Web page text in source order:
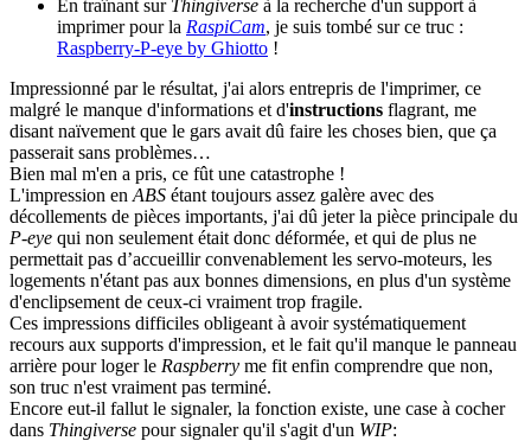
En traînant sur Thingiverse à la recherche d'un support à
imprimer pour la RaspiCam, je suis tombé sur ce truc :
Raspberry-P-eye by Ghiotto !
Impressionné par le résultat, j'ai alors entrepris de l'imprimer, ce
malgré le manque d'informations et d'instructions flagrant, me
disant naïvement que le gars avait dû faire les choses bien, que ça
passerait sans problèmes…
Bien mal m'en a pris, ce fût une catastrophe !
L'impression en ABS étant toujours assez galère avec des
décollements de pièces importants, j'ai dû jeter la pièce principale du
P-eye qui non seulement était donc déformée, et qui de plus ne
permettait pas d’accueillir convenablement les servo-moteurs, les
logements n'étant pas aux bonnes dimensions, en plus d'un système
d'enclipsement de ceux-ci vraiment trop fragile.
Ces impressions difficiles obligeant à avoir systématiquement
recours aux supports d'impression, et le fait qu'il manque le panneau
arrière pour loger le Raspberry me fit enfin comprendre que non,
son truc n'est vraiment pas terminé.
Encore eut-il fallut le signaler, la fonction existe, une case à cocher
dans Thingiverse pour signaler qu'il s'agit d'un WIP: